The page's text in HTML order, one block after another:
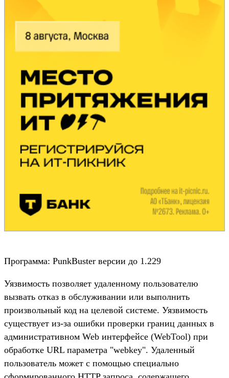
Программа: PunkBuster версии до 1.229
Уязвимость позволяет удаленному пользователю
вызвать отказ в обслуживании или выполнить
произвольный код на целевой системе. Уязвимость
существует из-за ошибки проверки границ данных в
административном Web интерфейсе (WebTool) при
обработке URL параметра "webkey". Удаленный
пользователь может с помощью специально